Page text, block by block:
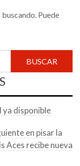
Puede
ya disponible
en pisar la
Aces recibe nueva